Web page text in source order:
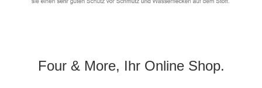
Four & More, Ihr Online Shop.